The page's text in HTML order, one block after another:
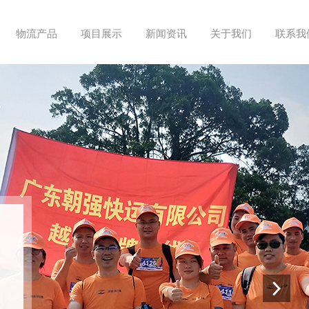
物流产品 项目展示 新闻资讯 关于我们 联系我